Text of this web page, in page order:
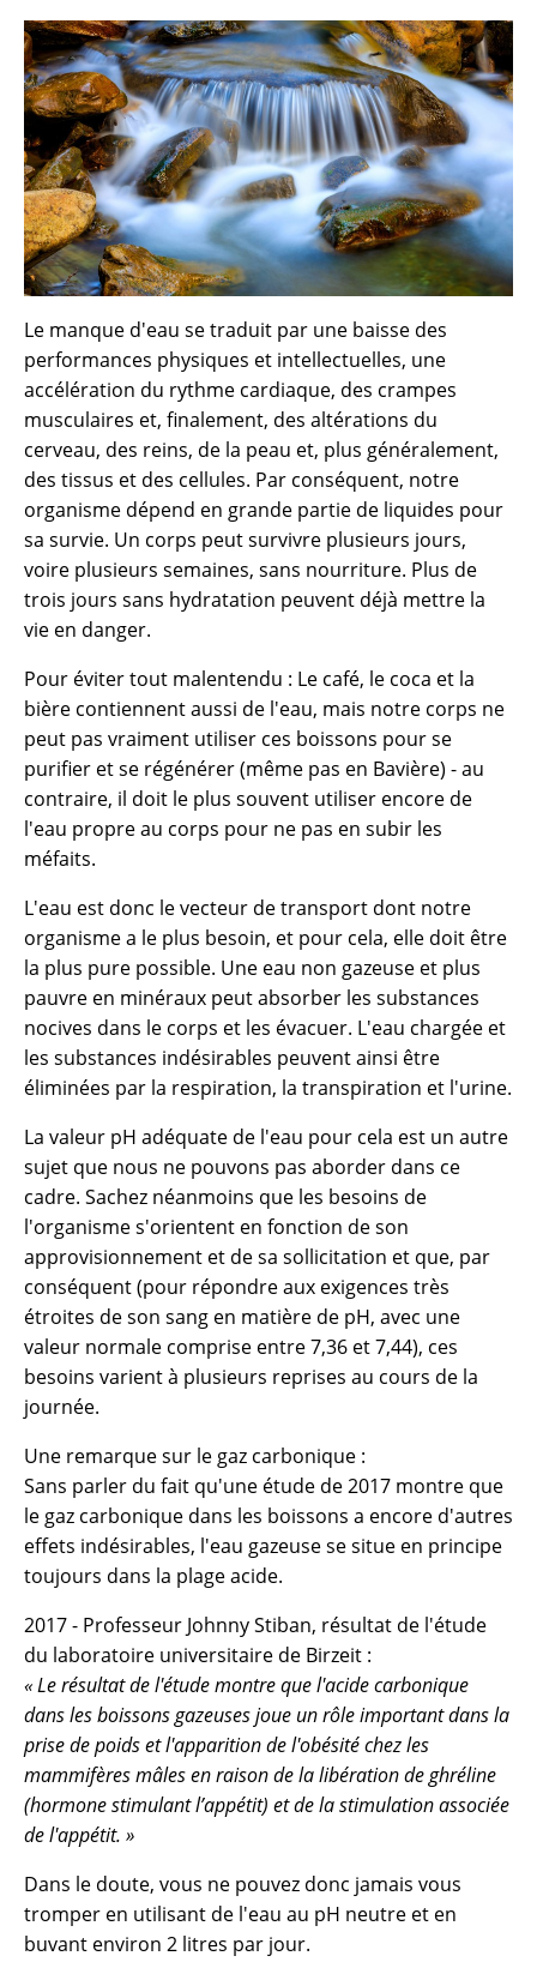
Le manque d'eau se traduit par une baisse des
performances physiques et intellectuelles, une
accélération du rythme cardiaque, des crampes
musculaires et, finalement, des altérations du
cerveau, des reins, de la peau et, plus généralement,
des tissus et des cellules. Par conséquent, notre
organisme dépend en grande partie de liquides pour
sa survie. Un corps peut survivre plusieurs jours,
voire plusieurs semaines, sans nourriture. Plus de
trois jours sans hydratation peuvent déjà mettre la
vie en danger.
Pour éviter tout malentendu : Le café, le coca et la
bière contiennent aussi de l'eau, mais notre corps ne
peut pas vraiment utiliser ces boissons pour se
purifier et se régénérer (même pas en Bavière) - au
contraire, il doit le plus souvent utiliser encore de
l'eau propre au corps pour ne pas en subir les
méfaits.
L'eau est donc le vecteur de transport dont notre
organisme a le plus besoin, et pour cela, elle doit être
la plus pure possible. Une eau non gazeuse et plus
pauvre en minéraux peut absorber les substances
nocives dans le corps et les évacuer. L'eau chargée et
les substances indésirables peuvent ainsi être
éliminées par la respiration, la transpiration et l'urine.
La valeur pH adéquate de l'eau pour cela est un autre
sujet que nous ne pouvons pas aborder dans ce
cadre. Sachez néanmoins que les besoins de
l'organisme s'orientent en fonction de son
approvisionnement et de sa sollicitation et que, par
conséquent (pour répondre aux exigences très
étroites de son sang en matière de pH, avec une
valeur normale comprise entre 7,36 et 7,44), ces
besoins varient à plusieurs reprises au cours de la
journée.
Une remarque sur le gaz carbonique :
Sans parler du fait qu'une étude de 2017 montre que
le gaz carbonique dans les boissons a encore d'autres
effets indésirables, l'eau gazeuse se situe en principe
toujours dans la plage acide.
2017 - Professeur Johnny Stiban, résultat de l'étude
du laboratoire universitaire de Birzeit :
« Le résultat de l'étude montre que l'acide carbonique
dans les boissons gazeuses joue un rôle important dans la
prise de poids et l'apparition de l'obésité chez les
mammifères mâles en raison de la libération de ghréline
(hormone stimulant l’appétit) et de la stimulation associée
de l'appétit. »
Dans le doute, vous ne pouvez donc jamais vous
tromper en utilisant de l'eau au pH neutre et en
buvant environ 2 litres par jour.